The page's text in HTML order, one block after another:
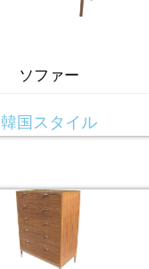
ソファー
韓国スタイル